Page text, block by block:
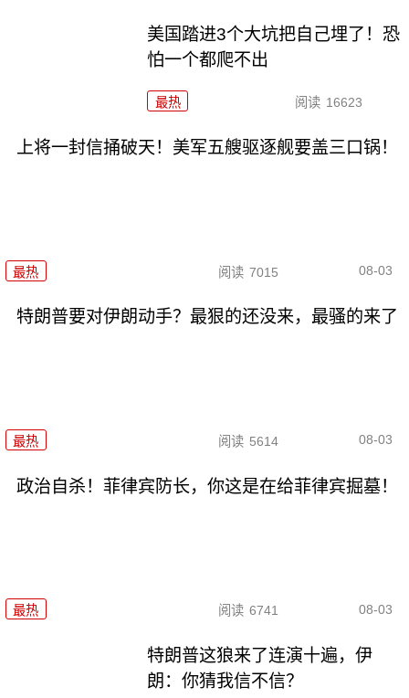
美国踏进3个大坑把自己埋了！恐
怕一个都爬不出
最热 阅读 16623
上将一封信捅破天！美军五艘驱逐舰要盖三口锅！
最热 阅读 7015 08-03
特朗普要对伊朗动手？最狠的还没来，最骚的来了
最热 阅读 5614 08-03
政治自杀！菲律宾防长，你这是在给菲律宾掘墓！
最热 阅读 6741 08-03
特朗普这狼来了连演十遍，伊
朗：你猜我信不信？